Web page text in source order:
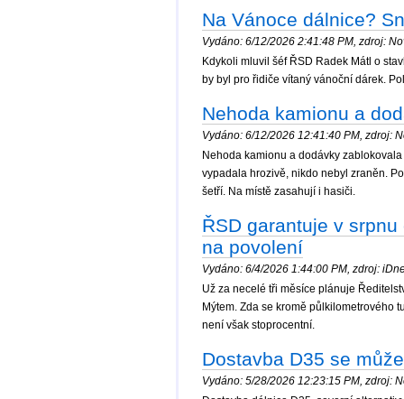
Na Vánoce dálnice?
Vydáno: 6/12/2026 2:41:48 PM, zdroj:
Kdykoli mluvil šéf ŘSD Radek Mátl o
by byl pro řidiče vítaný vánoční dárek.
Nehoda kamionu a
Vydáno: 6/12/2026 12:41:40 PM, zdroj:
Nehoda kamionu a dodávky
vypadala hrozivě, nikdo nebyl zraněn.
šetří. Na místě zasahují i hasiči.
ŘSD garantuje v
na povolení
Vydáno: 6/4/2026 1:44:00 PM, zdroj:
Už za necelé tři měsíce plánuje
Mýtem. Zda se kromě půlkilometrového
není však stoprocentní.
Dostavba D35 se
Vydáno: 5/28/2026 12:23:15 PM, zdroj: